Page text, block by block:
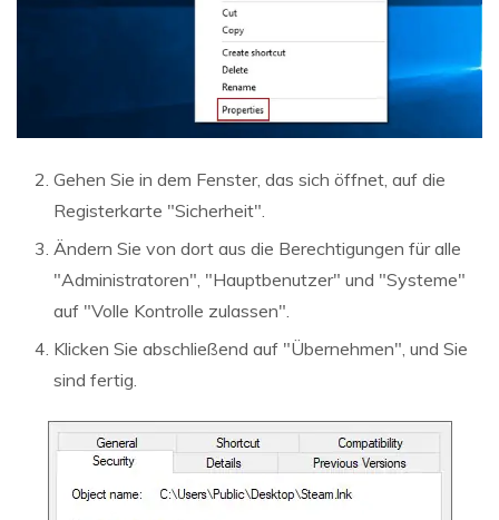
Gehen Sie in dem Fenster, das sich öffnet, auf die
Registerkarte "Sicherheit".
Ändern Sie von dort aus die Berechtigungen für alle
"Administratoren", "Hauptbenutzer" und "Systeme"
auf "Volle Kontrolle zulassen".
Klicken Sie abschließend auf "Übernehmen", und Sie
sind fertig.